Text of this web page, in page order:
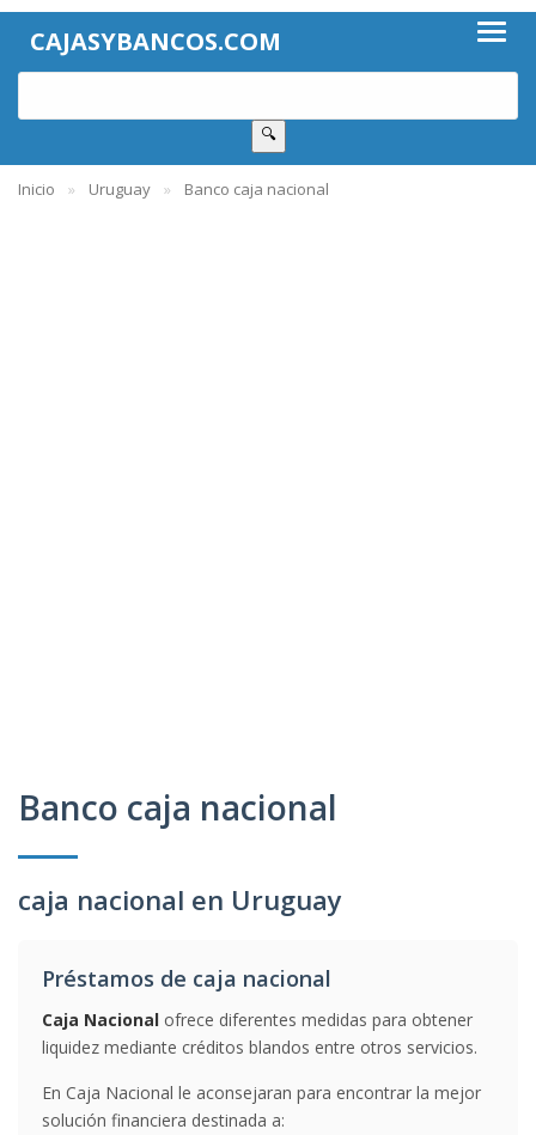
CAJASYBANCOS.COM
🔍
Inicio Uruguay Banco caja nacional
Banco caja nacional
caja nacional en Uruguay
Préstamos de caja nacional
Caja Nacional ofrece diferentes medidas para obtener
liquidez mediante créditos blandos entre otros servicios.
En Caja Nacional le aconsejaran para encontrar la mejor
solución financiera destinada a: